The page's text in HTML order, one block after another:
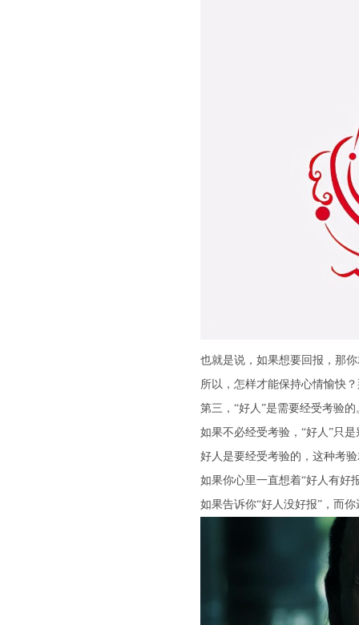
也就是说，如果想要回报，那
所以，怎样才能保持心情愉快
第三，“好人”是需要经受考验的
如果不必经受考验，“好人”只
好人是要经受考验的，这种考
如果你心里一直想着“好人有好
如果告诉你“好人没好报”，而